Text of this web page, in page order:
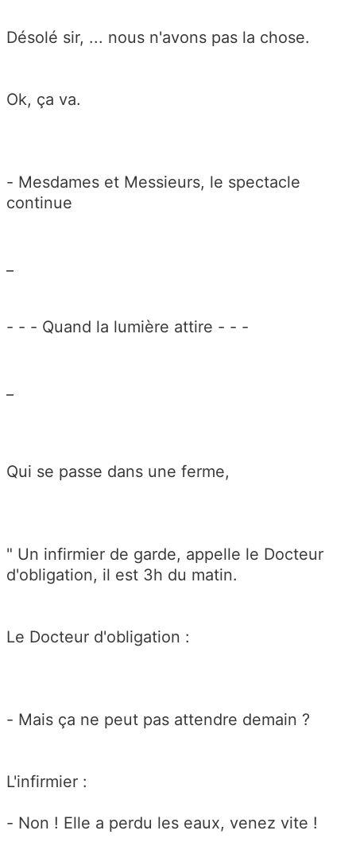
Désolé sir, ... nous n'avons pas la chose.
Ok, ça va.
- Mesdames et Messieurs, le spectacle
continue
- - - Quand la lumière attire - - -
Qui se passe dans une ferme,
" Un infirmier de garde, appelle le Docteur
d'obligation, il est 3h du matin.
Le Docteur d'obligation :
- Mais ça ne peut pas attendre demain ?
L'infirmier :
- Non ! Elle a perdu les eaux, venez vite !